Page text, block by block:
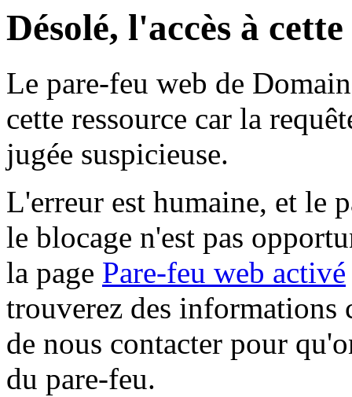
Désolé, l'accès à
Le pare-feu web de
cette ressource car la
jugée suspicieuse.
L'erreur est humaine, et le
le blocage n'est pas
la page Pare-feu web activé
trouverez des informations
de nous contacter pour
du pare-feu.